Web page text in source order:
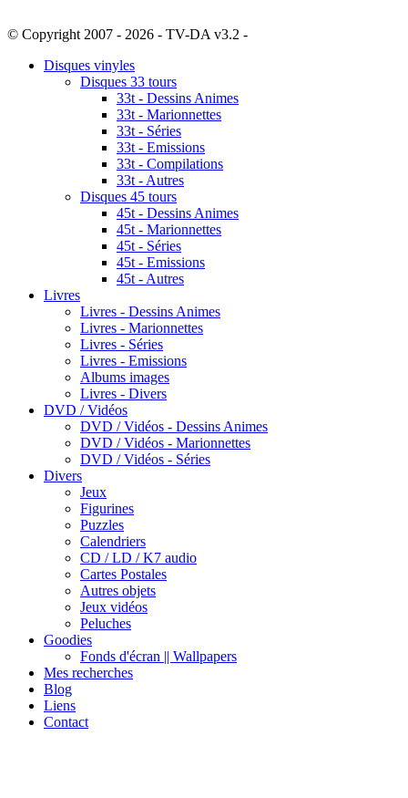
© Copyright 2007 - 2026 - TV-DA v3.2 -
Disques vinyles
Disques 33 tours
33t - Dessins Animes
33t - Marionnettes
33t - Séries
33t - Emissions
33t - Compilations
33t - Autres
Disques 45 tours
45t - Dessins Animes
45t - Marionnettes
45t - Séries
45t - Emissions
45t - Autres
Livres
Livres - Dessins Animes
Livres - Marionnettes
Livres - Séries
Livres - Emissions
Albums images
Livres - Divers
DVD / Vidéos
DVD / Vidéos - Dessins Animes
DVD / Vidéos - Marionnettes
DVD / Vidéos - Séries
Divers
Jeux
Figurines
Puzzles
Calendriers
CD / LD / K7 audio
Cartes Postales
Autres objets
Jeux vidéos
Peluches
Goodies
Fonds d'écran || Wallpapers
Mes recherches
Blog
Liens
Contact